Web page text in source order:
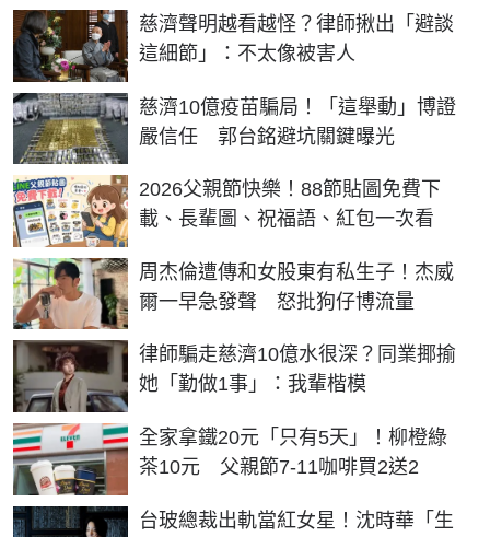
慈濟聲明越看越怪？律師揪出「避談
這細節」：不太像被害人
慈濟10億疫苗騙局！「這舉動」博證
嚴信任 郭台銘避坑關鍵曝光
2026父親節快樂！88節貼圖免費下
載、長輩圖、祝福語、紅包一次看
周杰倫遭傳和女股東有私生子！杰威
爾一早急發聲 怒批狗仔博流量
律師騙走慈濟10億水很深？同業揶揄
她「勤做1事」：我輩楷模
全家拿鐵20元「只有5天」！柳橙綠
茶10元 父親節7-11咖啡買2送2
台玻總裁出軌當紅女星！沈時華「生